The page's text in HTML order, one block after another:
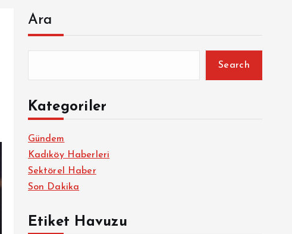
Ara
Search
Kategoriler
Gündem
Kadıköy Haberleri
Sektörel Haber
Son Dakika
Etiket Havuzu